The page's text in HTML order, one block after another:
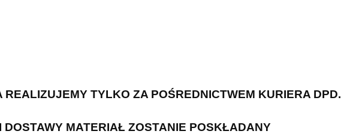
TYLKO ZA POŚREDNICTWEM KURIERA DPD.
MATERIAŁ ZOSTANIE POSKŁADANY